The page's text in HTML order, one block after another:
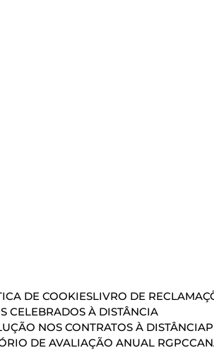
DE COOKIESLIVRO DE
CELEBRADOS À DISTÂNCIA
NOS CONTRATOS À DISTÂNCIA
DE AVALIAÇÃO ANUAL RGPC